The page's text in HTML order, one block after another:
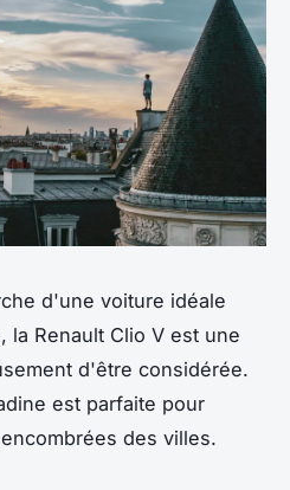
d'une voiture idéale
la Renault Clio V est une
d'être considérée.
est parfaite pour
des villes.